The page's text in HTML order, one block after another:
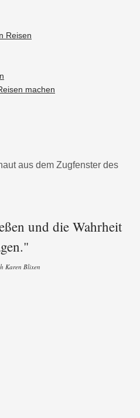
Reisen
machen
und die Wahrheit
Karen Blixen